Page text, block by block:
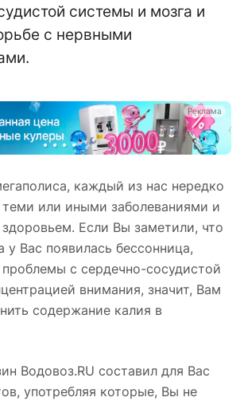
системы и мозга и
с нервными
Реклама
каждый из нас нередко
теми или иными заболеваниями и
Если Вы заметили, что
у Вас появилась бессонница,
с сердечно-сосудистой
внимания, значит, Вам
содержание калия в
Водовоз.RU составил для Вас
употребляя которые, Вы не